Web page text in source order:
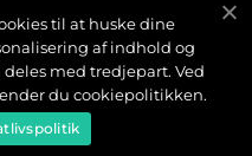
oss
til at huske dine
af indhold og
med tredjepart. Ved
du cookiepolitikken.